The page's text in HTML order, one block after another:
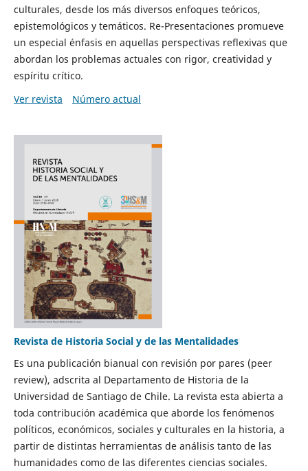
culturales, desde los más diversos enfoques teóricos,
epistemológicos y temáticos. Re-Presentaciones promueve
un especial énfasis en aquellas perspectivas reflexivas que
abordan los problemas actuales con rigor, creatividad y
espíritu crítico.
Ver revista
Número actual
Revista de Historia Social y de las Mentalidades
Es una publicación bianual con revisión por pares (peer
review), adscrita al Departamento de Historia de la
Universidad de Santiago de Chile. La revista esta abierta a
toda contribución académica que aborde los fenómenos
políticos, económicos, sociales y culturales en la historia, a
partir de distintas herramientas de análisis tanto de las
humanidades como de las diferentes ciencias sociales.